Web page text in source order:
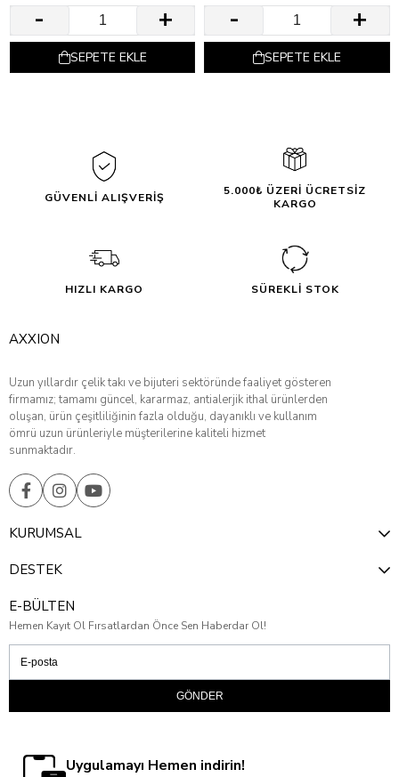
SEPETE EKLE SEPETE EKLE
GÜVENLİ ALIŞVERİŞ
5.000₺ ÜZERİ ÜCRETSİZ
KARGO
HIZLI KARGO SÜREKLİ STOK
AXXION
Uzun yıllardır çelik takı ve bijuteri sektöründe faaliyet gösteren
firmamız; tamamı güncel, kararmaz, antialerjik ithal ürünlerden
oluşan, ürün çeşitliliğinin fazla olduğu, dayanıklı ve kullanım
ömrü uzun ürünleriyle müşterilerine kaliteli hizmet
sunmaktadır.
KURUMSAL
DESTEK
E-BÜLTEN
Hemen Kayıt Ol Fırsatlardan Önce Sen Haberdar Ol!
GÖNDER
Uygulamayı Hemen indirin!